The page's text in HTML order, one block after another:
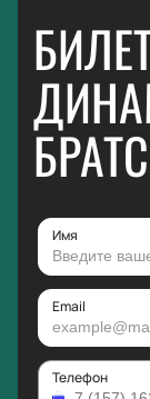
Имя
Email
Телефон